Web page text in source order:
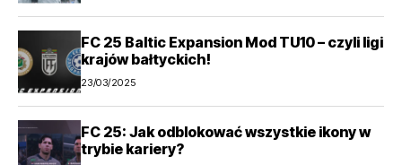
FC 25 Baltic Expansion Mod TU10 – czyli ligi
krajów bałtyckich!
23/03/2025
FC 25: Jak odblokować wszystkie ikony w
trybie kariery?